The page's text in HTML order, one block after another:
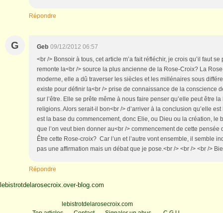
Répondre
G Geb 09/12/2012 06:57
<br /> Bonsoir à tous, cet article m’a fait réfléchir, je crois qu’il faut se
remonte la<br /> source la plus ancienne de la Rose-Croix? La
moderne, elle a dû traverser les siècles et les millénaires sous
existe pour définir la<br /> prise de connaissance de la conscience
sur l’être. Elle se prête même à nous faire penser qu’elle peut être
religions. Alors serait-il bon<br /> d’arriver à la conclusion qu’elle
est la base du commencement, donc Elie, ou Dieu ou la création, le
que l’on veut bien donner au<br /> commencement de cette pensée
Être cette Rose-croix? Car l’un et l’autre vont ensemble, il semble
pas une affirmation mais un débat que je pose.<br /> <br /> <br />
Répondre
lebistrotdelarosecroix.over-blog.com
lebistrotdelarosecroix.com